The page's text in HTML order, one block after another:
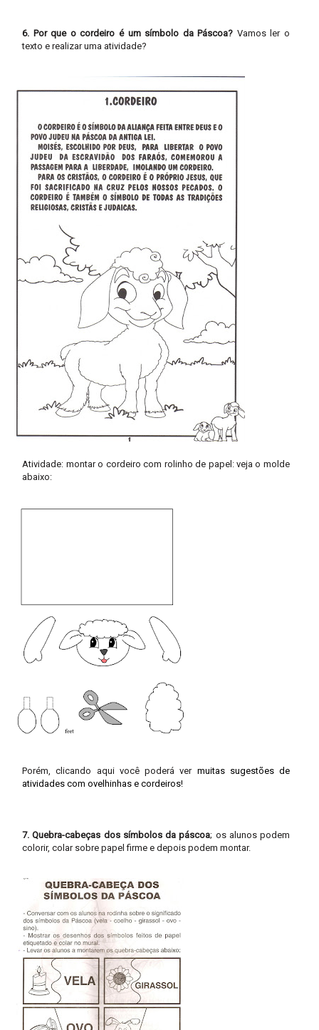
6. Por que o cordeiro é um símbolo da Páscoa? Vamos ler o
texto e realizar uma atividade?
Atividade: montar o cordeiro com rolinho de papel: veja o molde
abaixo:
Porém, clicando aqui você poderá vermuitas sugestões de
atividades com ovelhinhas e cordeiros!
7. Quebra-cabeças dos símbolos da páscoa; os alunos podem
colorir, colar sobre papel firme e depois podem montar.